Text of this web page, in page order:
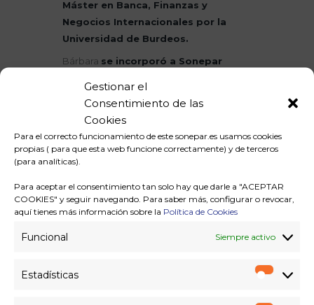
Gestionar el
Consentimiento de las
Cookies
Para el correcto funcionamiento de este sonepar.es usamos cookies
propias ( para que esta web funcione correctamente) y de terceros
(para analíticas).
Para aceptar el consentimiento tan solo hay que darle a "ACEPTAR
COOKIES" y seguir navegando. Para saber más, configurar o revocar,
aquí tienes más información sobre la Política de Cookies
Funcional Siempre activo
Estadísticas
Máster en Banca, Finanzas y
Negocios Internacionales por la
Universidad de Burdeos.
Bárbara se incorporó a Sonepar
Sonepar en Francia que le han permitido
adquirir amplios conocimientos sobre los
así como del mercado eléctrico.
En abril de 2021, fue nombrada
Sonepar SVP Mergers & Acquisitions